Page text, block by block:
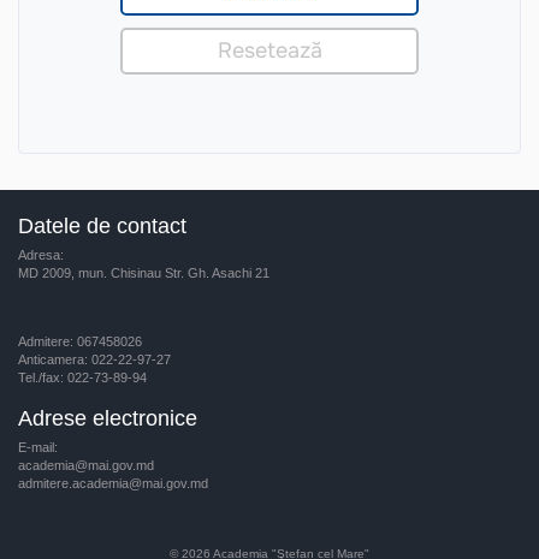
Datele de contact
Adresa:
MD 2009, mun. Chisinau Str. Gh. Asachi 21
Admitere: 067458026
Anticamera: 022-22-97-27
Tel./fax: 022-73-89-94
Adrese electronice
E-mail:
academia@mai.gov.md
admitere.academia@mai.gov.md
© 2026 Academia "Ştefan cel Mare"